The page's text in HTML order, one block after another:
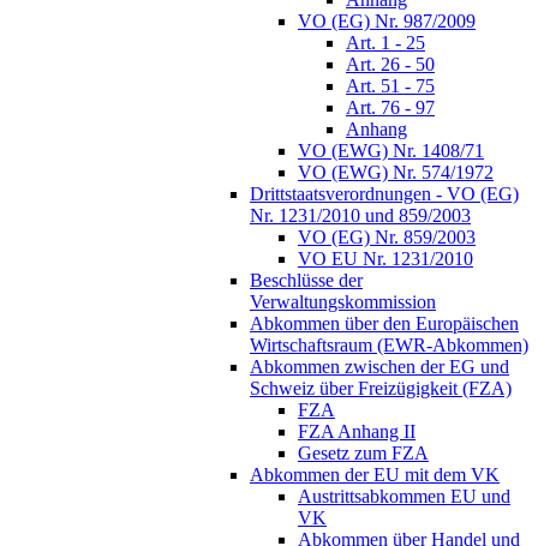
VO (EG) Nr. 987/2009
Art. 1 - 25
Art. 26 - 50
Art. 51 - 75
Art. 76 - 97
Anhang
VO (EWG) Nr. 1408/71
VO (EWG) Nr. 574/1972
Drittstaatsverordnungen - VO (EG)
Nr. 1231/2010 und 859/2003
VO (EG) Nr. 859/2003
VO EU Nr. 1231/2010
Beschlüsse der
Verwaltungskommission
Abkommen über den Europäischen
Wirtschaftsraum (EWR-Abkommen)
Abkommen zwischen der EG und
Schweiz über Freizügigkeit (FZA)
FZA
FZA Anhang II
Gesetz zum FZA
Abkommen der EU mit dem VK
Austrittsabkommen EU und
VK
Abkommen über Handel und